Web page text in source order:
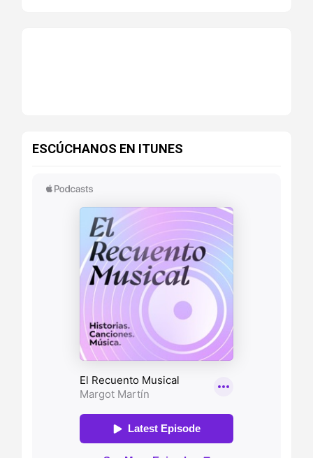
ESCÚCHANOS EN ITUNES